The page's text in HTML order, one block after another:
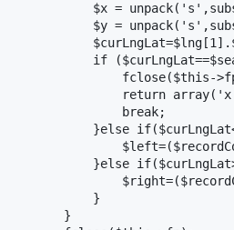
$x =
$y =
if
fclose($this-
return
                break;
}else
}else
            }
        }